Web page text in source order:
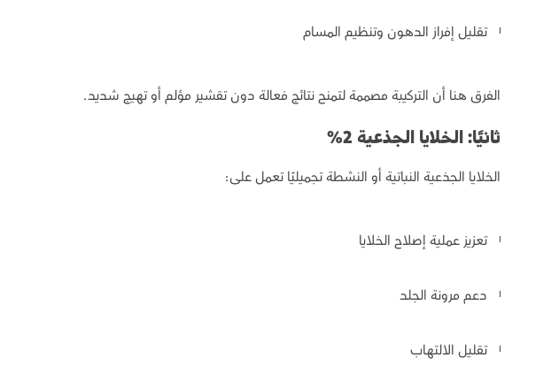
تقليل إفراز الدهون وتنظيم المسام
الفرق هنا أن التركيبة مصممة لتمنح نتائج فعالة دون تقشير مؤلم أو تهيج شديد.
ثانيًا: الخلايا الجذعية 2%
الخلايا الجذعية النباتية أو النشطة تجميليًا تعمل على:
تعزيز عملية إصلاح الخلايا
دعم مرونة الجلد
تقليل الالتهاب